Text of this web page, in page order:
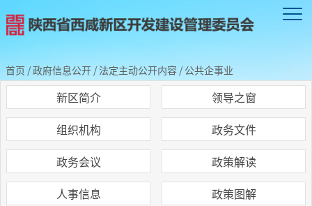
首页 /政府信息公开 / 法定主动公开内容 / 公共企事业
新区简介
领导之窗
组织机构
政务文件
政务会议
政策解读
人事信息
政策图解